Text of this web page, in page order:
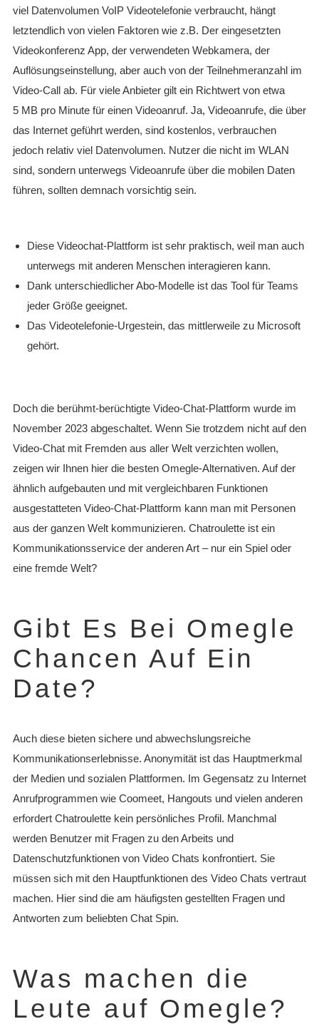
viel Datenvolumen VoIP Videotelefonie verbraucht, hängt
letztendlich von vielen Faktoren wie z.B. Der eingesetzten
Videokonferenz App, der verwendeten Webkamera, der
Auflösungseinstellung, aber auch von der Teilnehmeranzahl im
Video-Call ab. Für viele Anbieter gilt ein Richtwert von etwa
5 MB pro Minute für einen Videoanruf. Ja, Videoanrufe, die über
das Internet geführt werden, sind kostenlos, verbrauchen
jedoch relativ viel Datenvolumen. Nutzer die nicht im WLAN
sind, sondern unterwegs Videoanrufe über die mobilen Daten
führen, sollten demnach vorsichtig sein.
Diese Videochat-Plattform ist sehr praktisch, weil man auch
unterwegs mit anderen Menschen interagieren kann.
Dank unterschiedlicher Abo-Modelle ist das Tool für Teams
jeder Größe geeignet.
Das Videotelefonie-Urgestein, das mittlerweile zu Microsoft
gehört.
Doch die berühmt-berüchtigte Video-Chat-Plattform wurde im
November 2023 abgeschaltet. Wenn Sie trotzdem nicht auf den
Video-Chat mit Fremden aus aller Welt verzichten wollen,
zeigen wir Ihnen hier die besten Omegle-Alternativen. Auf der
ähnlich aufgebauten und mit vergleichbaren Funktionen
ausgestatteten Video-Chat-Plattform kann man mit Personen
aus der ganzen Welt kommunizieren. Chatroulette ist ein
Kommunikationsservice der anderen Art – nur ein Spiel oder
eine fremde Welt?
Gibt Es Bei Omegle
Chancen Auf Ein
Date?
Auch diese bieten sichere und abwechslungsreiche
Kommunikationserlebnisse. Anonymität ist das Hauptmerkmal
der Medien und sozialen Plattformen. Im Gegensatz zu Internet
Anrufprogrammen wie Coomeet, Hangouts und vielen anderen
erfordert Chatroulette kein persönliches Profil. Manchmal
werden Benutzer mit Fragen zu den Arbeits und
Datenschutzfunktionen von Video Chats konfrontiert. Sie
müssen sich mit den Hauptfunktionen des Video Chats vertraut
machen. Hier sind die am häufigsten gestellten Fragen und
Antworten zum beliebten Chat Spin.
Was machen die
Leute auf Omegle?